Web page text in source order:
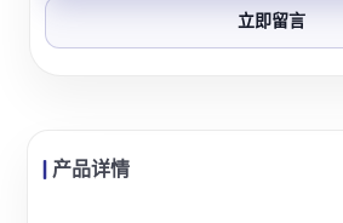
立即留言
产品详情